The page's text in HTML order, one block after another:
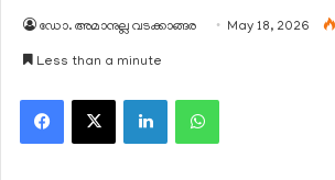
ഡോ. അമാനുല്ല വടക്കാങ്ങര May 18, 2026
Less than a minute
Facebook
X LinkedInWhatsApp